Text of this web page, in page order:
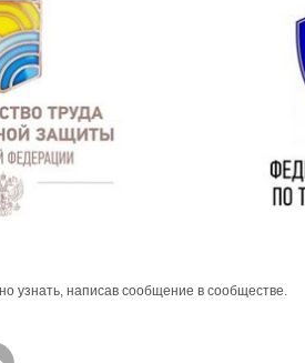
узнать, написав сообщение в сообществе.